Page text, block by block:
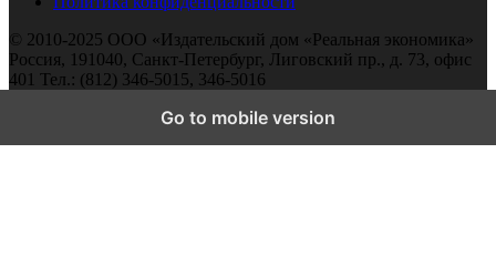
© 2010-2025 ООО «Издательский дом «Реальная экономика»
Россия, 191040, Санкт-Петербург, Лиговский пр., д. 73, офис
401 Тел.: (812) 346-5015, 346-5016
Go to mobile version